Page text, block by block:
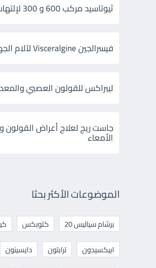
ثيوتاسيد مركب 600 و 300 لإلتهاب الأعصاب
فيسرالجين Visceralgine لآلام الجهاز الهضمى
ليبراكس للقولون العصبي
جاست ريج لعلاج أعراض القولون
الأمعاء
الموضوعات الأكثر بحثا
برشام سياليس 20 كلوبكس
ابيكسيدون
ترايتون
دايسينون